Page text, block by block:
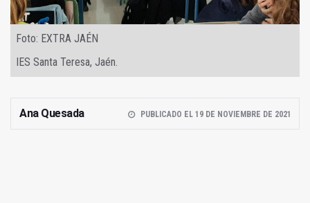
Foto: EXTRA JAÉN
IES Santa Teresa, Jaén.
Ana Quesada PUBLICADO EL 19 DE NOVIEMBRE DE 2021